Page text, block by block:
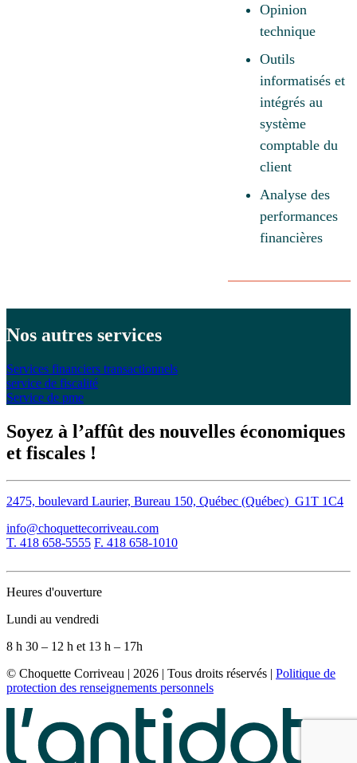
Opinion
technique
Outils
informatisés et
intégrés au
système
comptable du
client
Analyse des
performances
financières
Nos autres services
Services financiers transactionnels
service de fiscalité
Service de pme
Soyez à l’affût des nouvelles économiques
et fiscales !
2475, boulevard Laurier, Bureau 150, Québec (Québec) G1T 1C4
info@choquettecorriveau.com
T. 418 658-5555 F. 418 658-1010
Heures d'ouverture
Lundi au vendredi
8 h 30 – 12 h et 13 h – 17h
© Choquette Corriveau | 2026 | Tous droits réservés | Politique de
protection des renseignements personnels